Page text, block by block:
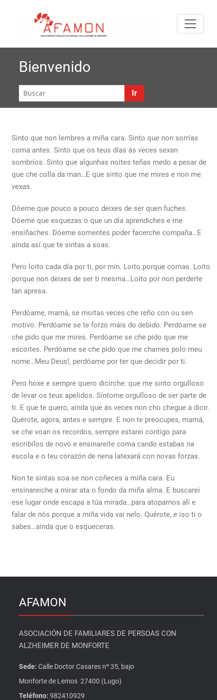
A
Asociación
Familiares
de
de Lemos
Bienvenido
Ir
Sinto que non lembres a miña cara. Sinto que non sorrías
coma antes. Sinto que os teus días ás veces sexan
sombríos. Sinto que algunhas noites teñas medo a pesar de
que che colla da man…E que sinto que me mires e non me
vexas.
Dóeme que pouco a pouco deixes de ser quen fuches.
Dóeme que esquezas o que un día aprendiches e me
ensiñaches. Dóeme somentes poder facerche compaña…E
aínda así que te sintas a soas.
Pero loito cada día por ti, por mín. Loito porque comas. Loito
porque non deixes de ser ti mesma…Loito por non perderte
tan apresa.
Perdóame, mamá, se moitas veces che reño con ou sen
motivo. Perdóame se te forzo máis do debido. Perdóame se
che pido que me mires. Perdóame se che pido que me
escoites. Perdóame se che pido que me chames polo meu
nome…Meu Deus!, perdóame por ter que decidir por ti.
Pero hoxe e sempre quero dicirche: que me sinto orgulloso
de levar os teus apelidos. Síntome orgulloso de ser parte de
ti. E que te quero, aínda que ás veces non cho chegue a dicir.
Quérote, agora, antes e sempre. E non te preocupes, mamá,
se che voan os recordos, sempre estarei contigo para
escribilos de novo e ensinareite coma cando estabas na
escola e o teu corazón de nena latexará con novas forzas.
Non te sintas soa se non coñeces a miña cara. Eu
ensinareiche a mirar ata o fondo da miña alma. E buscarei
ese lugar onde escapa a túa mirada…para atoparnos alí e
falar de nós porque a miña vida vai nelo. Quérote, e iso ti o
sabes…aínda que o esqueceras.
AFAMON
ASOCIACIÓN DE FAMILIARES DE PERSOAS CON
ALZHEIMER DE MONFORTE
Sede: Calle Doctor Casares nº 35, bajo
Monforte de Lemos 27400 (Lugo)
Teléfono: 982410929